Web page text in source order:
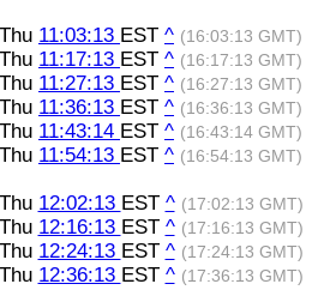
11:03:13 EST ^ (16:03:13 GMT)
11:17:13 EST ^ (16:17:13 GMT)
11:27:13 EST ^ (16:27:13 GMT)
11:36:13 EST ^ (16:36:13 GMT)
11:43:14 EST ^ (16:43:14 GMT)
11:54:13 EST ^ (16:54:13 GMT)
12:02:13 EST ^ (17:02:13 GMT)
12:16:13 EST ^ (17:16:13 GMT)
12:24:13 EST ^ (17:24:13 GMT)
12:36:13 EST ^ (17:36:13 GMT)